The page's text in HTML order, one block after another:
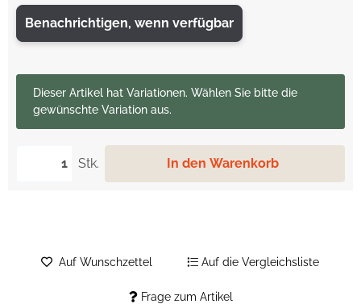
Benachrichtigen, wenn verfügbar
Stk. In den Warenkorb
xDieser Artikel hat Variationen. Wählen Sie bitte die
gewünschte Variation aus.
Frage zum Artikel
Auf Wunschzettel Auf die Vergleichsliste